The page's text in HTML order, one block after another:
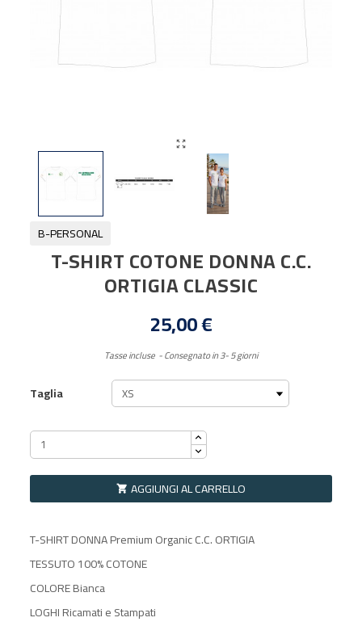

B-PERSONAL
T-SHIRT COTONE DONNA C.C.
ORTIGIA CLASSIC
25,00 €
Tasse incluse Consegnato in 3- 5 giorni
Taglia
 AGGIUNGI AL CARRELLO
T-SHIRT DONNA Premium Organic C.C. ORTIGIA
TESSUTO 100% COTONE
COLORE Bianca
LOGHI Ricamati e Stampati